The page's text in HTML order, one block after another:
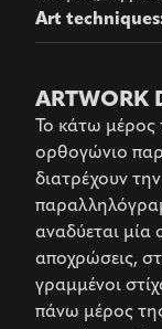
Art techniques
ARTWORK
Το κάτω μέρος
ορθογώνιο
διατρέχουν
αναδύεται μία
αποχρώσεις,
γραμμένοι
πάνω μέρος